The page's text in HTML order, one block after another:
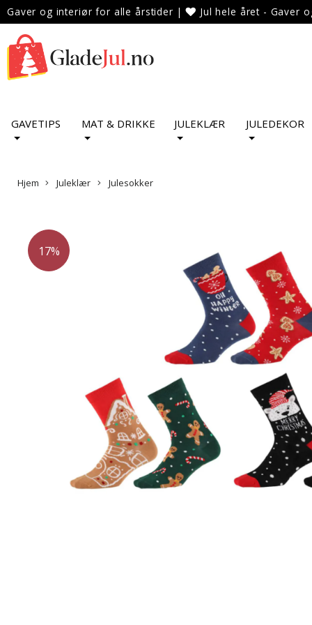
Gaver og interiør for alle årstider | Jul hele året - Gaver
GAVETIPS MAT & DRIKKE JULEKLÆR JULEDEKOR
Hjem Juleklær Julesokker
17%